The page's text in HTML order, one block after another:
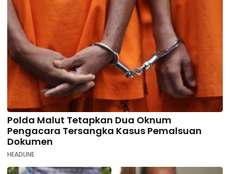
Polda Malut Tetapkan Dua Oknum
Pengacara Tersangka Kasus Pemalsuan
Dokumen
HEADLINE